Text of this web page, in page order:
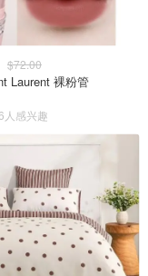
$72.00
Laurent 裸粉管
人感兴趣